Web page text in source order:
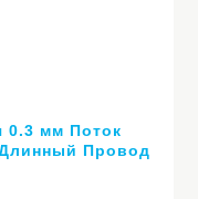
0.3 мм Поток
Провод